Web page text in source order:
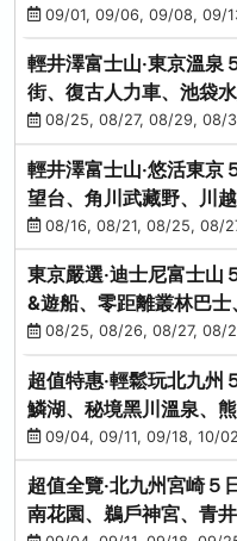
中出發
09/01, 09/06, 09/08, 09/
輕井澤富士山‧東京溫
街、復古人力車、池袋
鮮食放題
08/25, 08/27, 08/29, 08/
輕井澤富士山‧悠活東
望台、角川武藏野、川
膽生魚片
08/16, 08/21, 08/25, 08/
東京嚴選‧迪士尼富士山
&遊船、零距離叢林巴
08/25, 08/26, 08/27, 08/
超值特惠‧輕鬆玩北九
鱗湖、秘境黑川溫泉、
發09/04, 09/11, 09/18, 10/
超值全覽‧北九州宮崎５
南花園、鵜戶神宮、青